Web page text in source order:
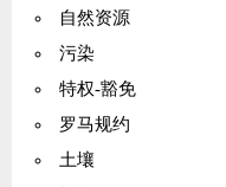
自然资源
污染
特权-豁免
罗马规约
土壤